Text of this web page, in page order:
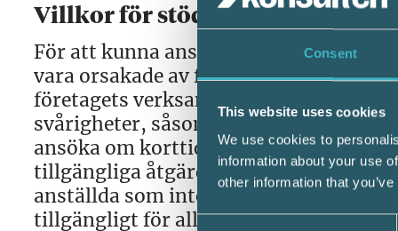
Consent
This website uses cookies
We use cookies to
information about your use
other information that
Consent
Villkor för stöd
För att kunna ansöka om stöd finns
vara orsakade av förhållanden utom
företagets verksamhet. De företag
svårigheter, såsom att genomgå
ansöka om korttidspermittering kan
tillgängliga åtgärder ska ha använts.
anställda som inte är
tillgängligt för alla arbetsgivare inom